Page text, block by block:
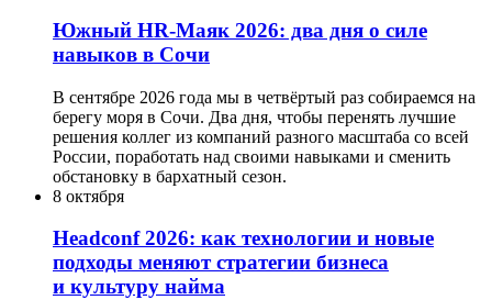
Южный HR-Маяк 2026: два дня о силе
навыков в Сочи
В сентябре 2026 года мы в четвёртый раз собираемся на
берегу моря в Сочи. Два дня, чтобы перенять лучшие
решения коллег из компаний разного масштаба со всей
России, поработать над своими навыками и сменить
обстановку в бархатный сезон.
8 октября
Headсonf 2026: как технологии и новые
подходы меняют стратегии бизнеса
и культуру найма